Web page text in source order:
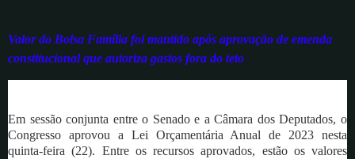
Valor do Bolsa Família foi mantido após aprovação de emenda
constitucional que autoriza gastos fora do teto
Em sessão conjunta entre o Senado e a Câmara dos Deputados, o
Congresso aprovou a Lei Orçamentária Anual de 2023 nesta
quinta-feira (22). Entre os recursos aprovados, estão os valores